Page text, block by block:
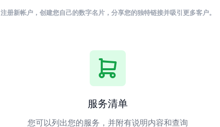
注册新帐户，创建您自己的数字名片，分享您的独特链接并吸引更多客户。
服务清单
您可以列出您的服务，并附有说明内容和查询